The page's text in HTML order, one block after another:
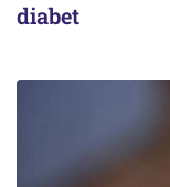
diabet